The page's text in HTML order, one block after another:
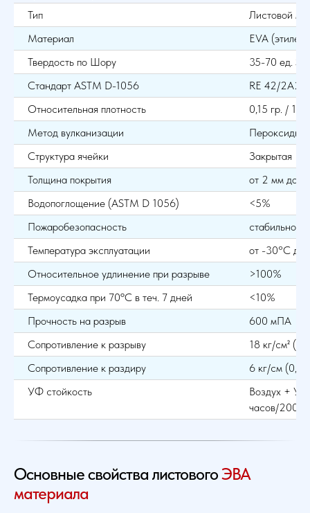
Тип
Листовой
Материал
EVA
Твердость по Шору
35-70 ед.
Стандарт ASTM D-1056
RE 42/2A2
Относительная плотность
0,15 гр. / 1
Метод вулканизации
Структура ячейки
Закрытая
Толщина покрытия
от 2 мм до
Водопоглощение (ASTM D 1056)
<5%
Пожаробезопасность
стабильно
Температура эксплуатации
от -30°С до
Относительное удлинение при разрыве
>100%
Термоусадка при 70ºС в теч. 7 дней
<10%
Прочность на разрыв
600 мПА
Сопротивление к разрыву
18 кг/см²
Сопротивление к раздиру
6 кг/см (0,6
УФ стойкость
Воздух +
часов/200
Основные свойства листовогоЭВА
материала